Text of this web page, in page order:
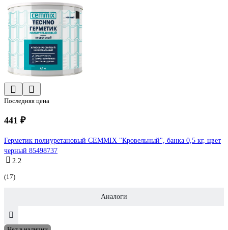
Последняя цена
441 ₽
Герметик полиуретановый CEMMIX "Кровельный", банка 0,5 кг, цвет
черный 85498737
2.2
(17)
Аналоги